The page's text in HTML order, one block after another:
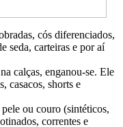
cós diferenciados,
seda, carteiras e por aí
calças, enganou-se. Ele
casacos, shorts e
ou couro (sintéticos,
correntes e